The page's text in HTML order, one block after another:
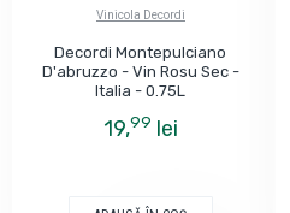
Vinicola Decordi
Decordi Montepulciano
D'abruzzo - Vin Rosu Sec -
Italia - 0.75L
19,99 lei